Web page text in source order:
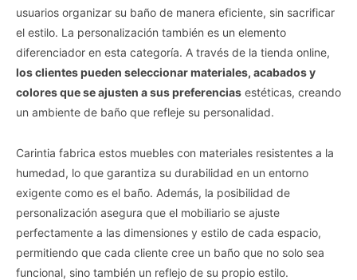
usuarios organizar su baño de manera eficiente, sin sacrificar
el estilo. La personalización también es un elemento
diferenciador en esta categoría. A través de la tienda online,
los clientes pueden seleccionar materiales, acabados y
colores que se ajusten a sus preferencias estéticas, creando
un ambiente de baño que refleje su personalidad.
Carintia fabrica estos muebles con materiales resistentes a la
humedad, lo que garantiza su durabilidad en un entorno
exigente como es el baño. Además, la posibilidad de
personalización asegura que el mobiliario se ajuste
perfectamente a las dimensiones y estilo de cada espacio,
permitiendo que cada cliente cree un baño que no solo sea
funcional, sino también un reflejo de su propio estilo.